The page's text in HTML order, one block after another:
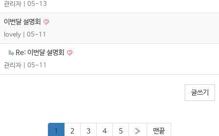
관리자 | 05-13
이번달 설명회
lovely | 05-11
Re: 이번달 설명회
관리자 | 05-11
글쓰기
1 2 3 4 5 » 맨끝